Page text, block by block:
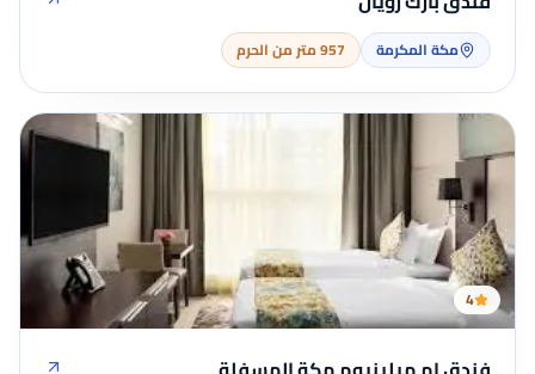
مكة المكرمة 957 متر من الحرم
4